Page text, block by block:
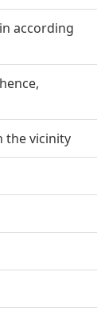
according
the vicinity